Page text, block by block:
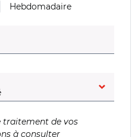
Hebdomadaire
obligatoire)
traitement de vos
à consulter